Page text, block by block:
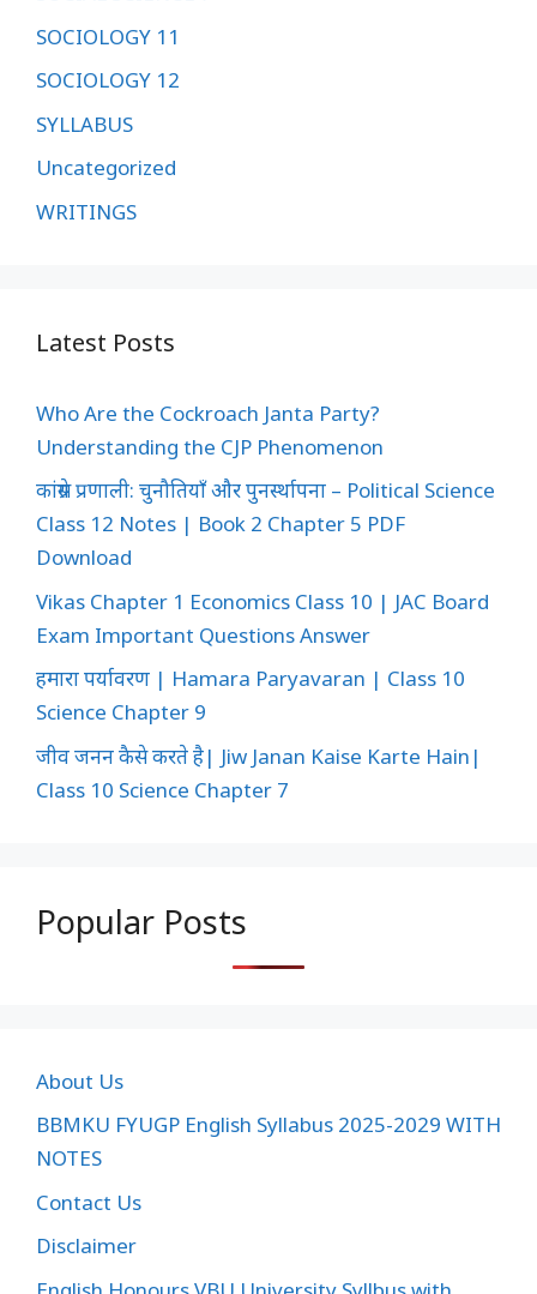
SOCIOLOGY 11
SOCIOLOGY 12
SYLLABUS
Uncategorized
WRITINGS
Latest Posts
Who Are the Cockroach Janta Party?
Understanding the CJP Phenomenon
कांग्रेस प्रणाली: चुनौतियाँ और पुनर्स्थापना – Political Science
Class 12 Notes | Book 2 Chapter 5 PDF
Download
Vikas Chapter 1 Economics Class 10 | JAC Board
Exam Important Questions Answer
हमारा पर्यावरण | Hamara Paryavaran | Class 10
Science Chapter 9
जीव जनन कैसे करते है| Jiw Janan Kaise Karte Hain|
Class 10 Science Chapter 7
Popular Posts
About Us
BBMKU FYUGP English Syllabus 2025-2029 WITH
NOTES
Contact Us
Disclaimer